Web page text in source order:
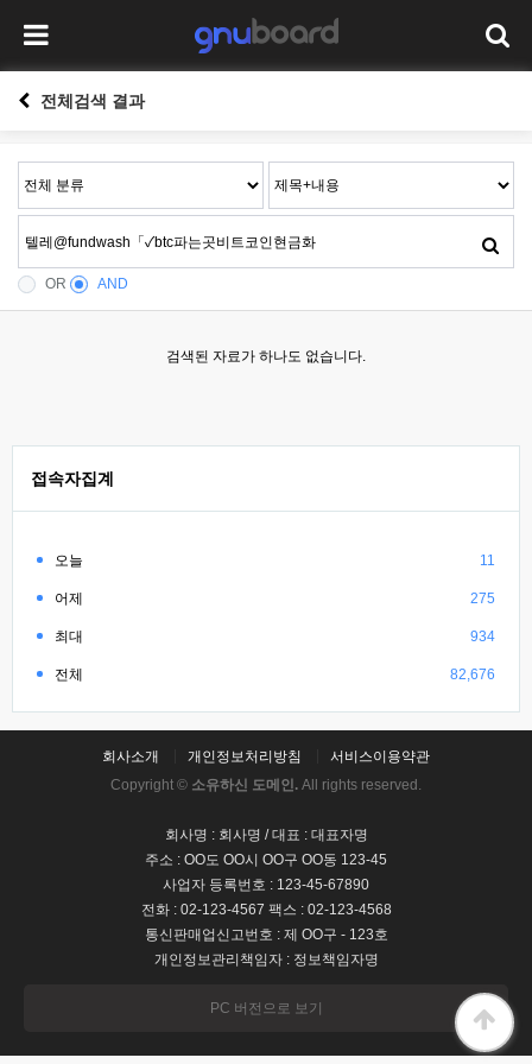
전체검색 결과
OR AND
검색된 자료가 하나도 없습니다.
접속자집계
오늘 11
어제 275
최대 934
전체 82,676
회사소개 개인정보처리방침
서비스이용약관
Copyright © 소유하신 도메인. All rights reserved.
회사명 : 회사명 / 대표 : 대표자명
주소 : OO도 OO시 OO구 OO동 123-45
사업자 등록번호 : 123-45-67890
전화 : 02-123-4567 팩스 : 02-123-4568
통신판매업신고번호 : 제 OO구 - 123호
개인정보관리책임자 : 정보책임자명
PC 버전으로 보기